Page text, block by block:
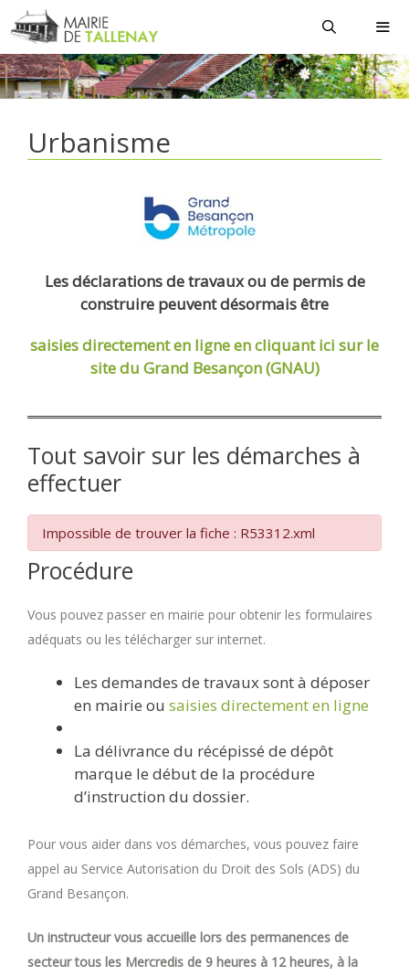
Aller
au
contenu
Urbanisme
Les déclarations de travaux ou de permis de
construire peuvent désormais être
saisies directement en ligneen cliquant ici sur le
site du Grand Besançon (GNAU)
Tout savoir sur les démarches à
effectuer
Impossible de trouver la fiche : R53312.xml
Procédure
Vous pouvez passer en mairie pour obtenir les formulaires
adéquats ou les télécharger sur internet.
Les demandes de travaux sont à déposer
en mairie ou saisies directement en ligne
La délivrance du récépissé de dépôt
marque le début de la procédure
d’instruction du dossier.
Pour vous aider dans vos démarches, vous pouvez faire
appel au Service Autorisation du Droit des Sols (ADS) du
Grand Besançon.
Un instructeur vous accueille lors des permanences de
secteur tous les Mercredis de 9 heures à 12 heures, à la